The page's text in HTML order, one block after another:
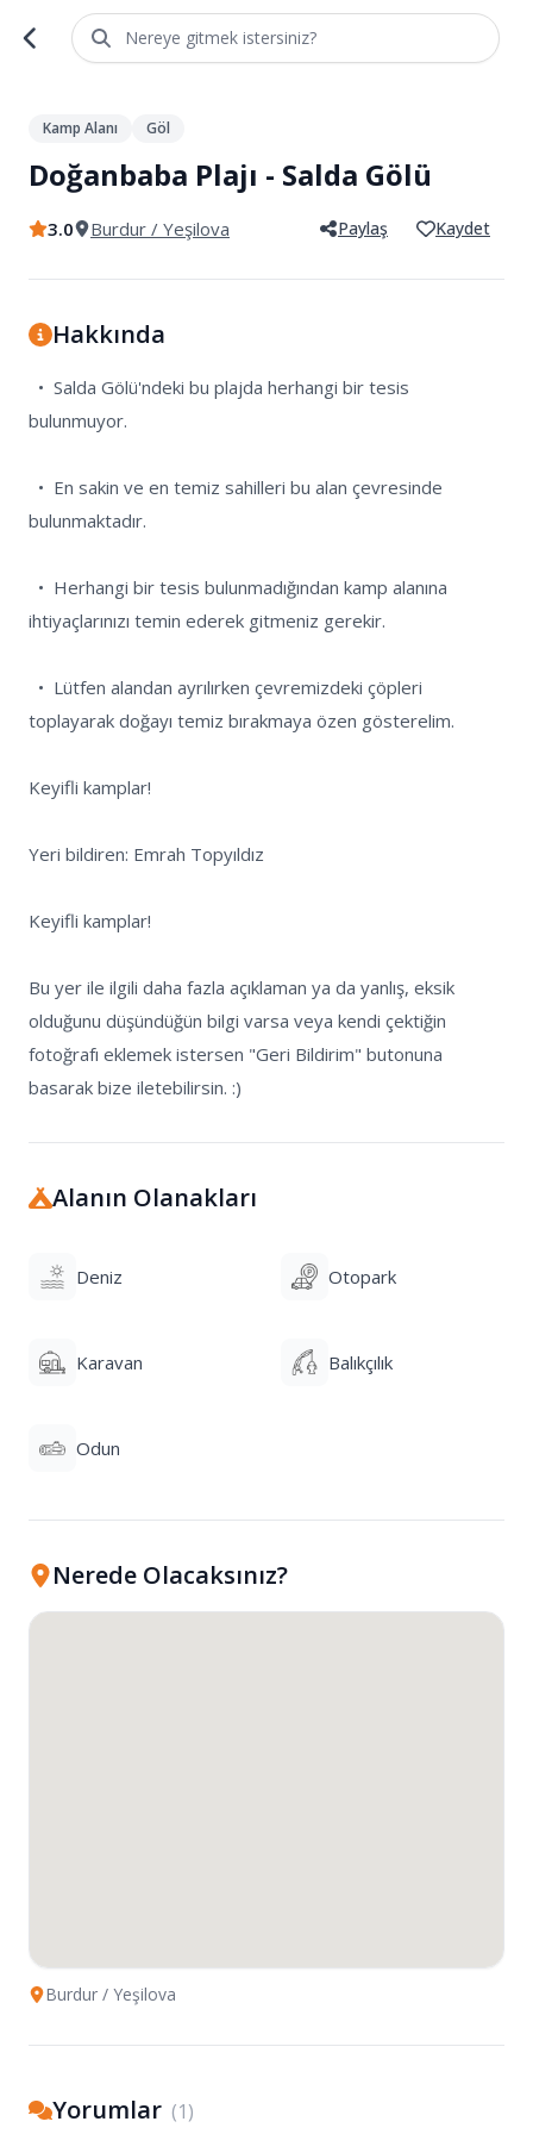
Nereye gitmek istersiniz?
/3
Kamp Alanı Göl
Doğanbaba Plajı - Salda Gölü
3.0 Burdur / Yeşilova Paylaş Kaydet
Hakkında
bulunmuyor.
bulunmaktadır.
ihtiyaçlarınızı temin ederek gitmeniz gerekir.
toplayarak doğayı temiz bırakmaya özen gösterelim.
Keyifli kamplar!
Yeri bildiren: Emrah Topyıldız
Keyifli kamplar!
Bu yer ile ilgili daha fazla açıklaman ya da yanlış, eksik
olduğunu düşündüğün bilgi varsa veya kendi çektiğin
fotoğrafı eklemek istersen "Geri Bildirim" butonuna
basarak bize iletebilirsin. :)
Alanın Olanakları
Deniz Otopark
Karavan Balıkçılık
Odun
Nerede Olacaksınız?
Burdur / Yeşilova
Yorumlar (1)